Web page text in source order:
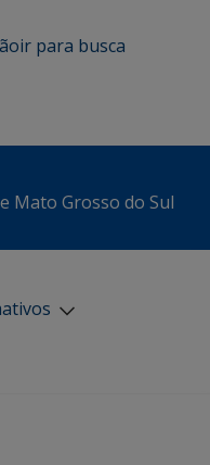
ir para busca
Mato Grosso do Sul